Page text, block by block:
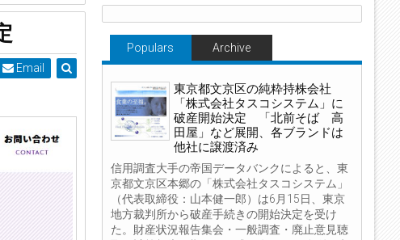
Email
Populars Archive
東京都文京区の純粋持株会社
「株式会社タスコシステム」に
破産開始決定 「北前そば 高
田屋」など展開、各ブランドは
他社に譲渡済み
信用調査大手の帝国データバンクによると、東
京都文京区本郷の「株式会社タスコシステム」
（代表取締役：山本健一郎）は6月15日、東京
地方裁判所から破産手続きの開始決定を受け
た。財産状況報告集会・一般調査・廃止意見聴